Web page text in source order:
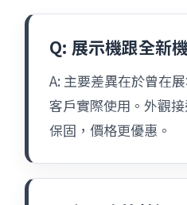
Q: 展示機跟全新
A: 主要差異在於曾在
客戶實際使用。外觀
保固，價格更優惠。